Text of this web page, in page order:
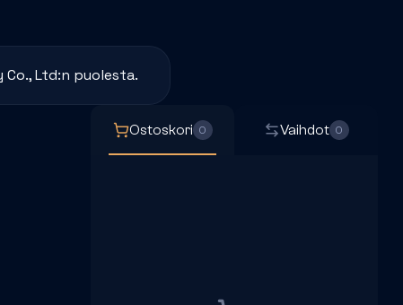
Ltd:n puolesta.
Ostoskori 0 Vaihdot 0